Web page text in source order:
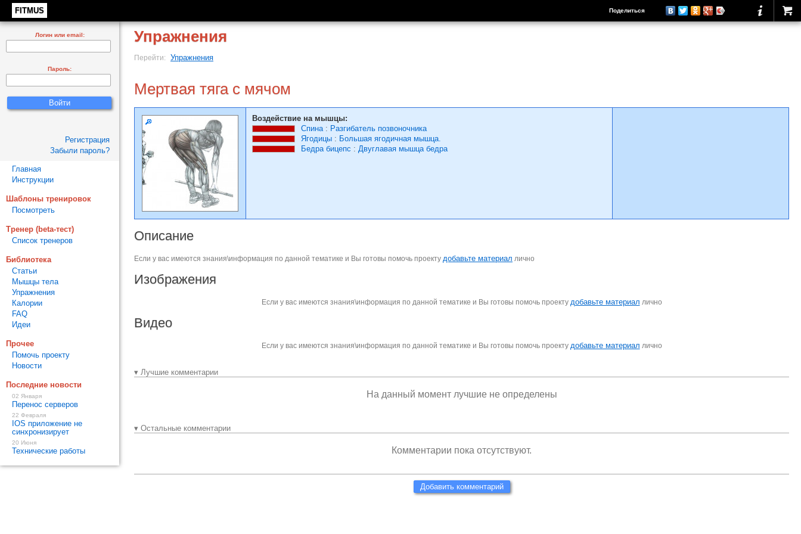
FITMUS Поделиться
Упражнения
Перейти: Упражнения
Мертвая тяга с мячом
Воздействие на мышцы:
Спина: Разгибатель позвоночника
Ягодицы : Большая ягодичная мышца.
Бедра бицепс : Двуглавая мышца бедра
Описание
Если у вас имеются знания\информация по данной тематике и Вы готовы помочь проекту добавьте материал лично
Изображения
Если у вас имеются знания\информация по данной тематике и Вы готовы помочь проекту добавьте материал лично
Видео
Если у вас имеются знания\информация по данной тематике и Вы готовы помочь проекту добавьте материал лично
▾ Лучшие комментарии
На данный момент лучшие не определены
▾ Остальные комментарии
Комментарии пока отсутствуют.
Добавить комментарий
Логин или email:
Пароль:
Регистрация
Забыли пароль?
Главная
Инструкции
Шаблоны тренировок
Посмотреть
Тренер (beta-тест)
Список тренеров
Библиотека
Статьи
Мышцы тела
Упражнения
Калории
FAQ
Идеи
Прочее
Помочь проекту
Новости
Последние новости
02 Января
Перенос серверов
22 Февраля
IOS приложение не
синхронизирует
20 Июня
Технические работы